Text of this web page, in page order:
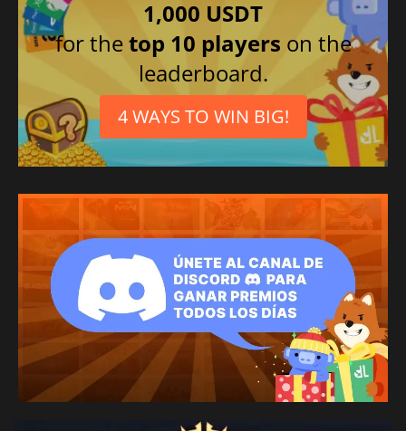
1,000 USDT
for thetop 10 players on the
leaderboard.
4 WAYS TO WIN BIG!